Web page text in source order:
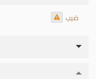
ضبب